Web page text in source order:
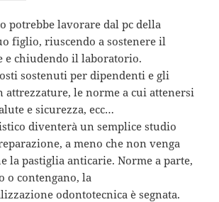
potrebbe lavorare dal pc della
figlio, riuscendo a sostenere il
e chiudendo il laboratorio.
sostenuti per dipendenti e gli
le norme a cui attenersi
e sicurezza, ecc…
diventerà un semplice studio
a meno che non venga
la pastiglia anticarie. Norme a parte,
o contengano, la
odontotecnica è segnata.